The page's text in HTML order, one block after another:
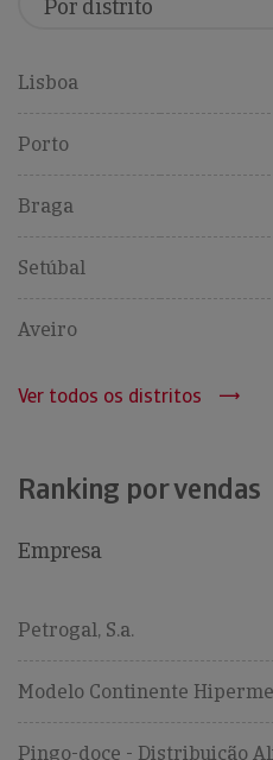
Lisboa
Porto
Braga
Setúbal
Aveiro
Ver todos os distritos
Ranking por vendas
Empresa
Petrogal, S.a.
Modelo Continente
Pingo-doce - Distribuição